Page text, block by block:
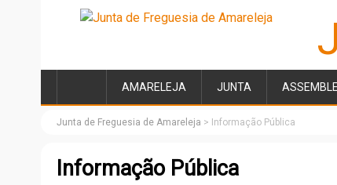
AMARELEJA JUNTA
Junta de Freguesia de Amareleja > Informação Pública
Informação Pública